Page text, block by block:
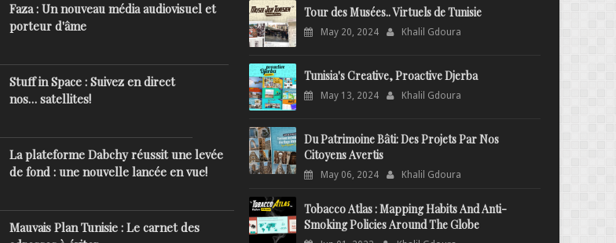
Faza : Un nouveau média audiovisuel et
porteur d'âme
Stuff in Space : Suivez en direct
nos… satellites!
La plateforme Dabchy réussit une levée
de fond : une nouvelle lancée en vue!
Mauvais Plan Tunisie : Le carnet des
Tour des Musées.. Virtuels de Tunisie
May 20, 2024 Khalil Gdoura
Tunisia's Creative, Proactive Djerba
May 13, 2024 Khalil Gdoura
Du Patrimoine Bâti: Des Projets Par Nos
Citoyens Avertis
May 06, 2024 Khalil Gdoura
Tobacco Atlas : Mapping Habits And Anti-
Smoking Policies Around The Globe